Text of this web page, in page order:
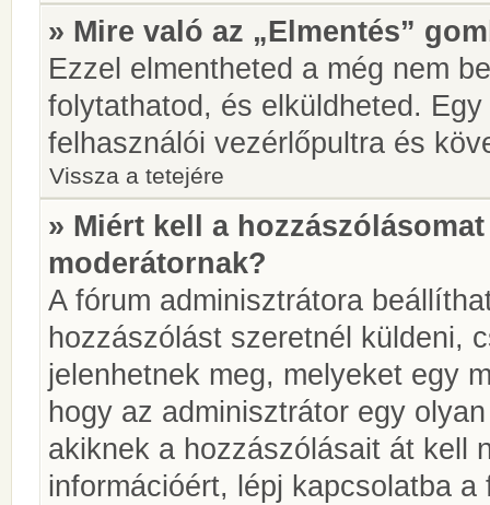
» Mire való az „Elmentés”
Ezzel elmentheted a még nem
folytathatod, és elküldheted.
felhasználói vezérlőpultra és
Vissza a tetejére
» Miért kell a
moderátornak?
A fórum adminisztrátora
hozzászólást szeretnél küldeni,
jelenhetnek meg, melyeket egy
hogy az adminisztrátor egy
akiknek a hozzászólásait át kell
információért, lépj kapcsolatba